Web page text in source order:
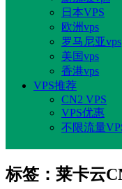
日本VPS
欧洲vps
罗马尼亚vps
美国vps
香港vps
VPS推荐
CN2 VPS
VPS优惠
不限流量
标签：莱卡云